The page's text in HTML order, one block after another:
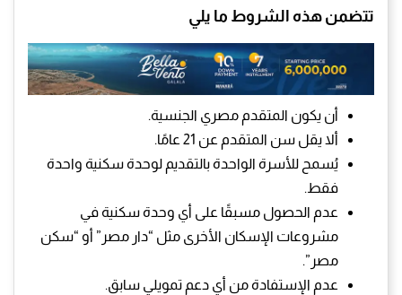
تتضمن هذه الشروط ما يلي
أن يكون المتقدم مصري الجنسية.
ألا يقل سن المتقدم عن 21 عامًا.
يُسمح للأسرة الواحدة بالتقديم لوحدة سكنية واحدة
فقط.
عدم الحصول مسبقًا على أي وحدة سكنية في
مشروعات الإسكان الأخرى مثل “دار مصر” أو “سكن
مصر”.
عدم الإستفادة من أي دعم تمويلي سابق.